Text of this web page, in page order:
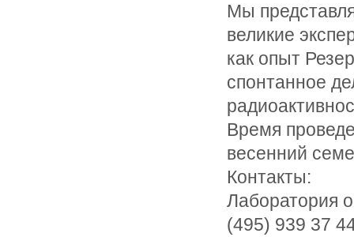
Мы
великие
как опыт
спонтанное
Время
весенний
Контакты:
Лаборатория
(495) 939 37